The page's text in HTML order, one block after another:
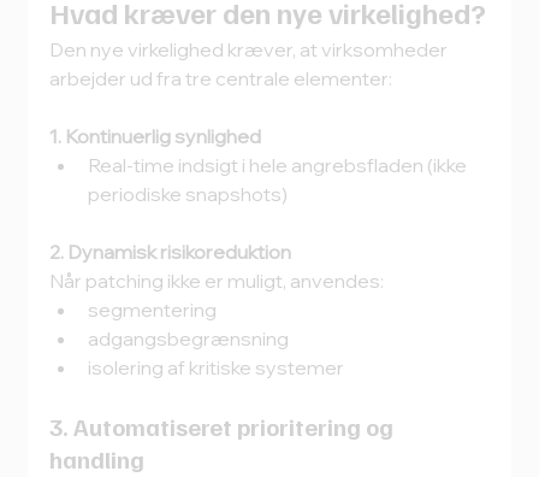
Hvad kræver den nye virkelighed?
Den nye virkelighed kræver, at virksomheder
arbejder ud fra tre centrale elementer:
1. Kontinuerlig synlighed
Real-time indsigt i hele angrebsfladen (ikke
periodiske snapshots)
2. Dynamisk risikoreduktion
Når patching ikke er muligt, anvendes:
segmentering
adgangsbegrænsning
isolering af kritiske systemer
3. Automatiseret prioritering og
handling